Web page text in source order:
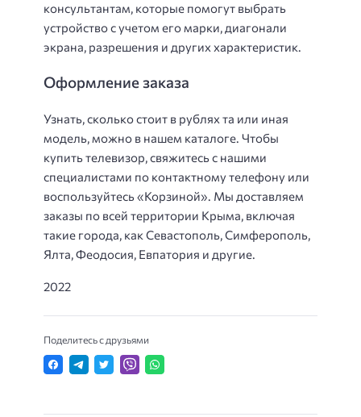
консультантам, которые помогут выбрать
устройство с учетом его марки, диагонали
экрана, разрешения и других характеристик.
Оформление заказа
Узнать, сколько стоит в рублях та или иная
модель, можно в нашем каталоге. Чтобы
купить телевизор, свяжитесь с нашими
специалистами по контактному телефону или
воспользуйтесь «Корзиной». Мы доставляем
заказы по всей территории Крыма, включая
такие города, как Севастополь, Симферополь,
Ялта, Феодосия, Евпатория и другие.
2022
Поделитесь с друзьями